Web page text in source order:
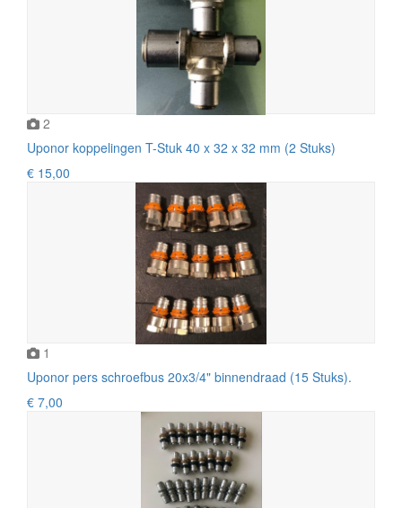
2
Uponor koppelingen T-Stuk 40 x 32 x 32 mm (2 Stuks)
€ 15,00
1
Uponor pers schroefbus 20x3/4" binnendraad (15 Stuks).
€ 7,00